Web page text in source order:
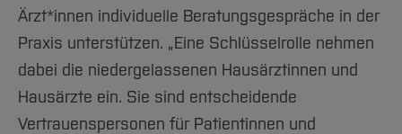
Ärzt*innen individuelle Beratungsgespräche in der
Praxis unterstützen. „Eine Schlüsselrolle nehmen
dabei die niedergelassenen Hausärztinnen und
Hausärzte ein. Sie sind entscheidende
Vertrauenspersonen für Patientinnen und